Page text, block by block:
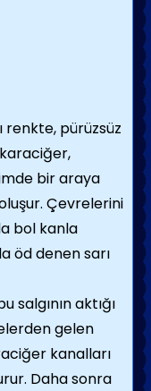
renkte, pürüzsüz
bir araya
Çevrelerini
bol kanla
öd denen sarı
salgının aktığı
gelen
kanalları
Daha sonra